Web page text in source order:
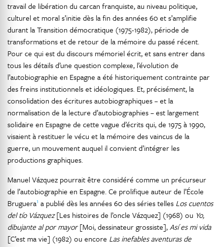
travail de libération du carcan franquiste, au niveau politique,
culturel et moral s’initie dès la fin des années 60 et s’amplifie
durant la Transition démocratique (1975-1982), période de
transformations et de retour de la mémoire du passé récent.
Pour ce qui est du discours mémoriel écrit, et sans entrer dans
tous les détails d’une question complexe, l’évolution de
l’autobiographie en Espagne a été historiquement contrainte par
des freins institutionnels et idéologiques. Et, précisément, la
consolidation des écritures autobiographiques – et la
normalisation de la lecture d’autobiographies – est largement
solidaire en Espagne de cette vague d’écrits qui, de 1975 à 1990,
visaient à restituer le vécu et la mémoire des vaincus de la
guerre, un mouvement auquel il convient d’intégrer les
productions graphiques.
Manuel Vázquez pourrait être considéré comme un précurseur
de l’autobiographie en Espagne. Ce prolifique auteur de l’École
Bruguera1 a publié dès les années 60 des séries telles Los cuentos
del tío Vázquez[Les histoires de l’oncle Vázquez] (1968) ou Yo,
dibujante al por mayor[Moi, dessinateur grossiste],Así es mi vida
[C’est ma vie] (1982) ou encore Las inefables aventuras de